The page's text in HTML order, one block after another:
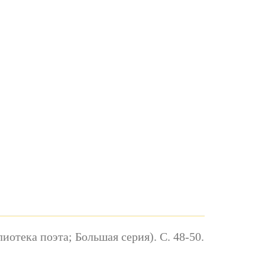
поэта; Большая серия). С. 48-50.